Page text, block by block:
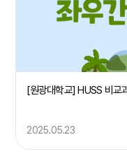
2025.05.23